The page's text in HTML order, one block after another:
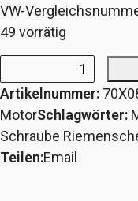
VW-
49 vorrätig
Schraubenset
für
Riemenscheibe
der
Servopumpe
Artikelnummer:
MotorSchlagwörter:
Schraube
Teilen:Email